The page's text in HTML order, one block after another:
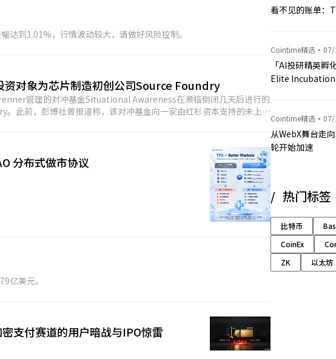
达到1.01%，行情波动较大，请做好风险控制。
对象为芯片制造初创公司Source Foundry
管理的对冲基金Situational Awareness在濒临倒闭几天后进行的
此前，彭博社曾报道称，该对冲基金向一家由红杉资本支持的未上市
分布式做市协议
亿美元。
支付赛道的用户暗战与IPO惊雷
看不见的账单：
Cointime精选 ·
「AI投研精英
Elite
Cointime精选 · 07/
从WebX舞台走
轮开始加速
热门标签
比特币
CoinEx
ZK
以太坊